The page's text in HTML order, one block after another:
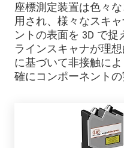
座標測定装置は色々
用され、様々なスキ
ントの表面を 3D で
ラインスキャナが理
に基づいて非接触に
確にコンポーネントの